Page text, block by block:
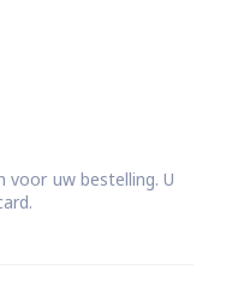
voor uw bestelling. U